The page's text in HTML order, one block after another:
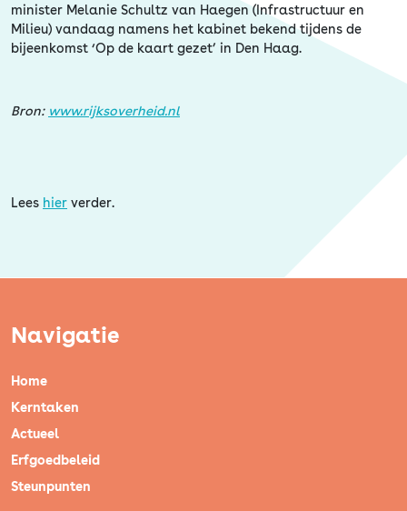
minister Melanie Schultz van Haegen (Infrastructuur en
Milieu) vandaag namens het kabinet bekend tijdens de
bijeenkomst ‘Op de kaart gezet’ in Den Haag.
Bron: www.rijksoverheid.nl
Lees hier verder.
Navigatie
Home
Kerntaken
Actueel
Erfgoedbeleid
Steunpunten